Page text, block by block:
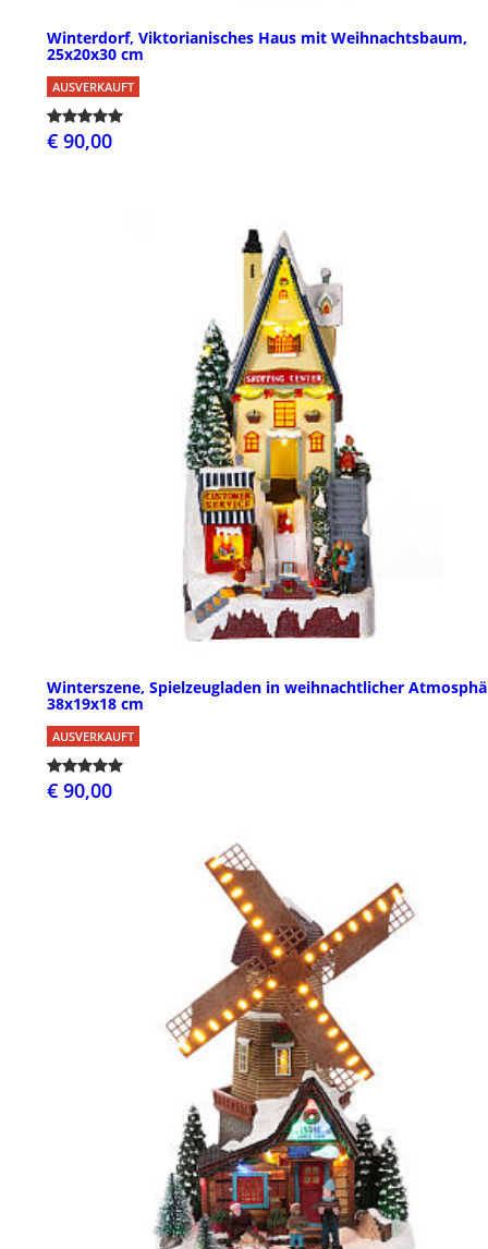
Winterdorf, Viktorianisches Haus mit Weihnachtsbaum,
25x20x30 cm
AUSVERKAUFT
€ 90,00
Winterszene, Spielzeugladen in weihnachtlicher
38x19x18 cm
AUSVERKAUFT
€ 90,00